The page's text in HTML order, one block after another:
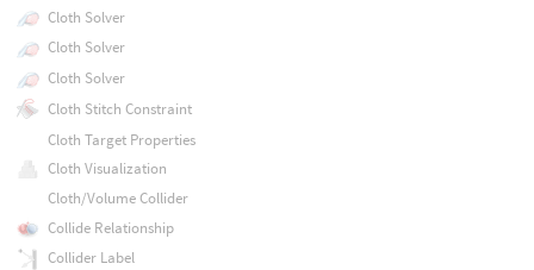
Cloth Solver
Cloth Solver
Cloth Solver
Cloth Stitch Constraint
Cloth Target Properties
Cloth Visualization
Cloth/Volume Collider
Collide Relationship
Collider Label